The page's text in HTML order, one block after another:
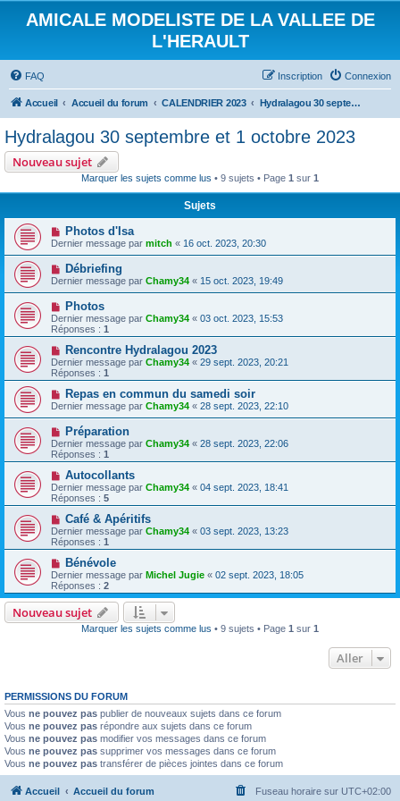
AMICALE MODELISTE DE LA VALLEE DE
L'HERAULT
FAQ Connexion
Inscription
Accueil Accueil du forum CALENDRIER 2023 Hydralagou 30 septembre et 1 octobre 2023
Hydralagou 30 septembre et 1 octobre 2023
Nouveau sujet
Marquer les sujets comme lus • 9 sujets • Page 1 sur 1
Sujets
Photos d'Isa
Dernier message par mitch « 16 oct. 2023, 20:30
Débriefing
Dernier message par Chamy34 « 15 oct. 2023, 19:49
Photos
Dernier message par Chamy34 « 03 oct. 2023, 15:53
Réponses : 1
Rencontre Hydralagou 2023
Dernier message par Chamy34 « 29 sept. 2023, 20:21
Réponses : 1
Repas en commun du samedi soir
Dernier message par Chamy34 « 28 sept. 2023, 22:10
Préparation
Dernier message par Chamy34 « 28 sept. 2023, 22:06
Réponses : 1
Autocollants
Dernier message par Chamy34 « 04 sept. 2023, 18:41
Réponses : 5
Café & Apéritifs
Dernier message par Chamy34 « 03 sept. 2023, 13:23
Réponses : 1
Bénévole
Dernier message par Michel Jugie « 02 sept. 2023, 18:05
Réponses : 2
Nouveau sujet
Marquer les sujets comme lus • 9 sujets • Page 1 sur 1
Aller
PERMISSIONS DU FORUM
Vous ne pouvez pas publier de nouveaux sujets dans ce forum
Vous ne pouvez pas répondre aux sujets dans ce forum
Vous ne pouvez pas modifier vos messages dans ce forum
Vous ne pouvez pas supprimer vos messages dans ce forum
Vous ne pouvez pas transférer de pièces jointes dans ce forum
Accueil Accueil du forum Fuseau horaire sur UTC+02:00